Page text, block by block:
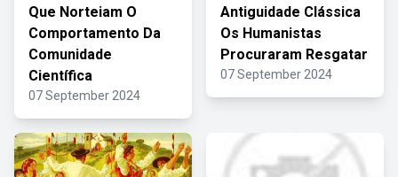
Que Norteiam O
Comportamento Da
Comunidade
Científica
07 September 2024
Antiguidade Clássica
Os Humanistas
Procuraram Resgatar
07 September 2024